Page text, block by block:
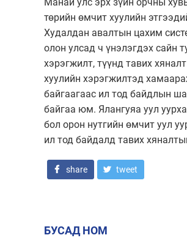
төрийн өмчит хуулийн
Худалдан авалтын цахим
олон улсад ч үнэлэгдэх сайн
хэрэгжилт, түүнд тавих
хуулийн хэрэгжилтэд
байгаагаас ил тод байдлын
байгаа юм. Ялангуяа уул
бол орон нутгийн өмчит уул
ил тод байдалд тавих
share tweet
БУСАД НОМ